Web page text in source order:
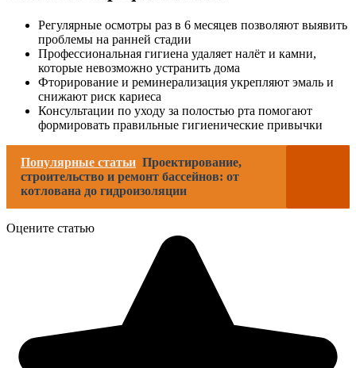
Регулярные осмотры раз в 6 месяцев позволяют выявить
проблемы на ранней стадии
Профессиональная гигиена удаляет налёт и камни,
которые невозможно устранить дома
Фторирование и реминерализация укрепляют эмаль и
снижают риск кариеса
Консультации по уходу за полостью рта помогают
формировать правильные гигиенические привычки
Популярные статьи Проектирование,
строительство и ремонт бассейнов: от
котлована до гидроизоляции
Оцените статью